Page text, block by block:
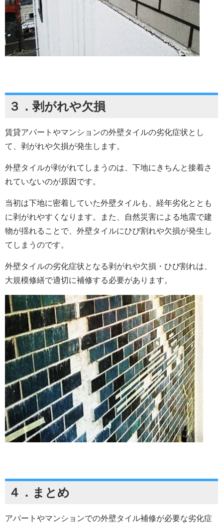
３．剥がれや欠損
賃貸アパートやマンションの外壁タイルの劣化症状とし
て、剥がれや欠損が発生します。
外壁タイルが剥がれてしまうのは、下地にきちんと接着さ
れていないのが原因です。
当初は下地に密着していた外壁タイルも、経年劣化ととも
に剥がれやすくなります。また、自然災害による地震で建
物が揺れることで、外壁タイルにひび割れや欠損が発生し
てしまうのです。
外壁タイルの劣化症状となる剥がれや欠損・ひび割れは、
大規模修繕で適切に補修する必要があります。
４．まとめ
アパートやマンションでの外壁タイル補修が必要な劣化症